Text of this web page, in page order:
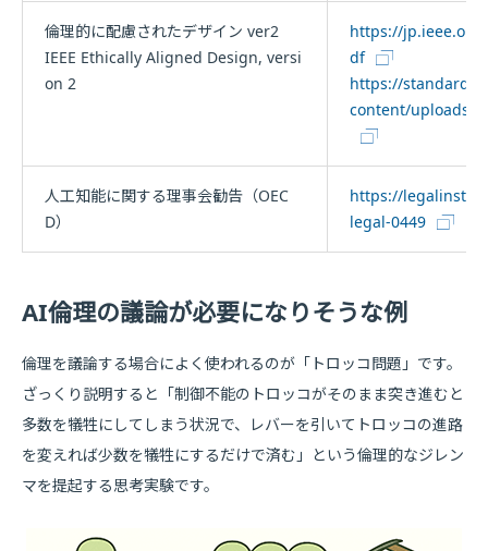
倫理的に配慮されたデザイン ver2
IEEE Ethically Aligned Design, versi
on 2
https://jp.ieee.org/
df
https://
content/uploads/
人工知能に関する理事会勧告（OEC
D）
https://
legal-0449
AI倫理の議論が必要になりそうな例
倫理を議論する場合によく使われるのが「トロッコ問題」です。
ざっくり説明すると「制御不能のトロッコがそのまま突き進むと
多数を犠牲にしてしまう状況で、レバーを引いてトロッコの進路
を変えれば少数を犠牲にするだけで済む」という倫理的なジレン
マを提起する思考実験です。